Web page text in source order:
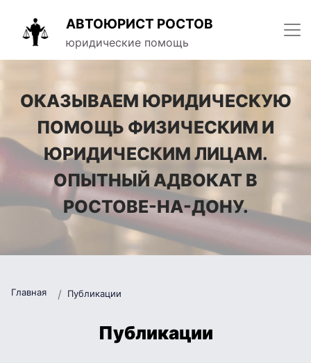
АВТОЮРИСТ РОСТОВ
юридические помощь
ОКАЗЫВАЕМ ЮРИДИЧЕСКУЮ
ПОМОЩЬ ФИЗИЧЕСКИМ И
ЮРИДИЧЕСКИМ ЛИЦАМ.
ОПЫТНЫЙ АДВОКАТ В
РОСТОВЕ-НА-ДОНУ.
Главная Публикации
Публикации